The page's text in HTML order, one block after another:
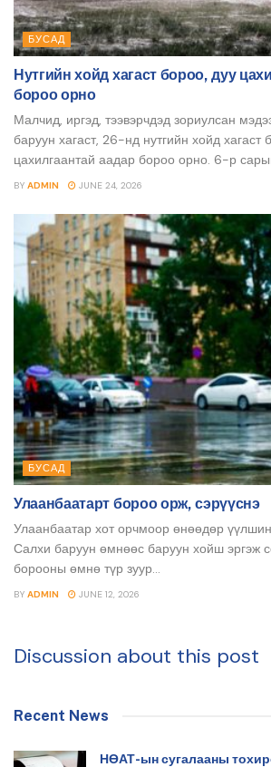
БУСАД
Нутгийн хойд хагаст бороо, дуу
бороо орно
Малчид, иргэд, тээвэрчдэд зориулсан
баруун хагаст, 26-нд нутгийн хойд хагаст
цахилгаантай аадар бороо орно. 6-р
BY ADMIN JUNE 24, 2026
БУСАД
Улаанбаатарт бороо орж, сэрүүснэ
Улаанбаатар хот орчмоор өнөөдөр
Салхи баруун өмнөөс баруун хойш эргэж
борооны өмнө түр зуур...
BY ADMIN JUNE 12, 2026
Discussion about this post
Recent News
НӨАТ-ын сугалааны